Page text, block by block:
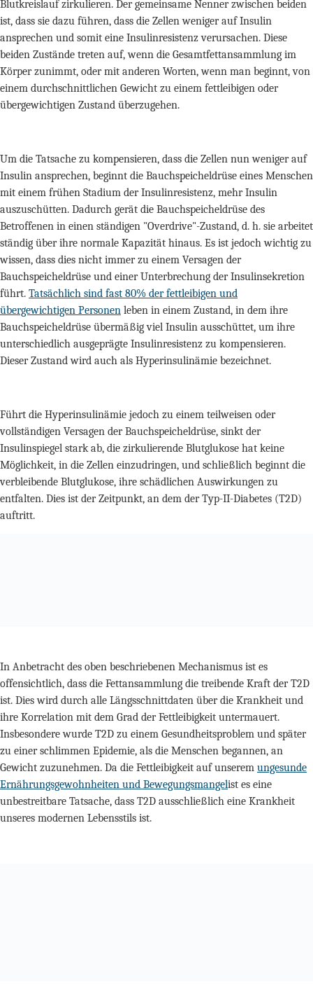
Blutkreislauf zirkulieren. Der gemeinsame Nenner zwischen beiden
ist, dass sie dazu führen, dass die Zellen weniger auf Insulin
ansprechen und somit eine Insulinresistenz verursachen. Diese
beiden Zustände treten auf, wenn die Gesamtfettansammlung im
Körper zunimmt, oder mit anderen Worten, wenn man beginnt, von
einem durchschnittlichen Gewicht zu einem fettleibigen oder
übergewichtigen Zustand überzugehen.
Um die Tatsache zu kompensieren, dass die Zellen nun weniger auf
Insulin ansprechen, beginnt die Bauchspeicheldrüse eines Menschen
mit einem frühen Stadium der Insulinresistenz, mehr Insulin
auszuschütten. Dadurch gerät die Bauchspeicheldrüse des
Betroffenen in einen ständigen "Overdrive"-Zustand, d. h. sie arbeitet
ständig über ihre normale Kapazität hinaus. Es ist jedoch wichtig zu
wissen, dass dies nicht immer zu einem Versagen der
Bauchspeicheldrüse und einer Unterbrechung der Insulinsekretion
führt. Tatsächlich sind fast 80% der fettleibigen und
übergewichtigen Personen leben in einem Zustand, in dem ihre
Bauchspeicheldrüse übermäßig viel Insulin ausschüttet, um ihre
unterschiedlich ausgeprägte Insulinresistenz zu kompensieren.
Dieser Zustand wird auch als Hyperinsulinämie bezeichnet.
Führt die Hyperinsulinämie jedoch zu einem teilweisen oder
vollständigen Versagen der Bauchspeicheldrüse, sinkt der
Insulinspiegel stark ab, die zirkulierende Blutglukose hat keine
Möglichkeit, in die Zellen einzudringen, und schließlich beginnt die
verbleibende Blutglukose, ihre schädlichen Auswirkungen zu
entfalten. Dies ist der Zeitpunkt, an dem der Typ-II-Diabetes (T2D)
auftritt.
In Anbetracht des oben beschriebenen Mechanismus ist es
offensichtlich, dass die Fettansammlung die treibende Kraft der T2D
ist. Dies wird durch alle Längsschnittdaten über die Krankheit und
ihre Korrelation mit dem Grad der Fettleibigkeit untermauert.
Insbesondere wurde T2D zu einem Gesundheitsproblem und später
zu einer schlimmen Epidemie, als die Menschen begannen, an
Gewicht zuzunehmen. Da die Fettleibigkeit auf unserem ungesunde
Ernährungsgewohnheiten und Bewegungsmangelist es eine
unbestreitbare Tatsache, dass T2D ausschließlich eine Krankheit
unseres modernen Lebensstils ist.